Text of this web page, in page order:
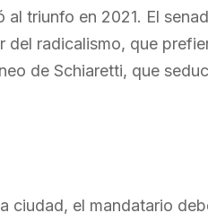
al triunfo en 2021. El
radicalismo, que
de Schiaretti, que
ciudad, el mandatario